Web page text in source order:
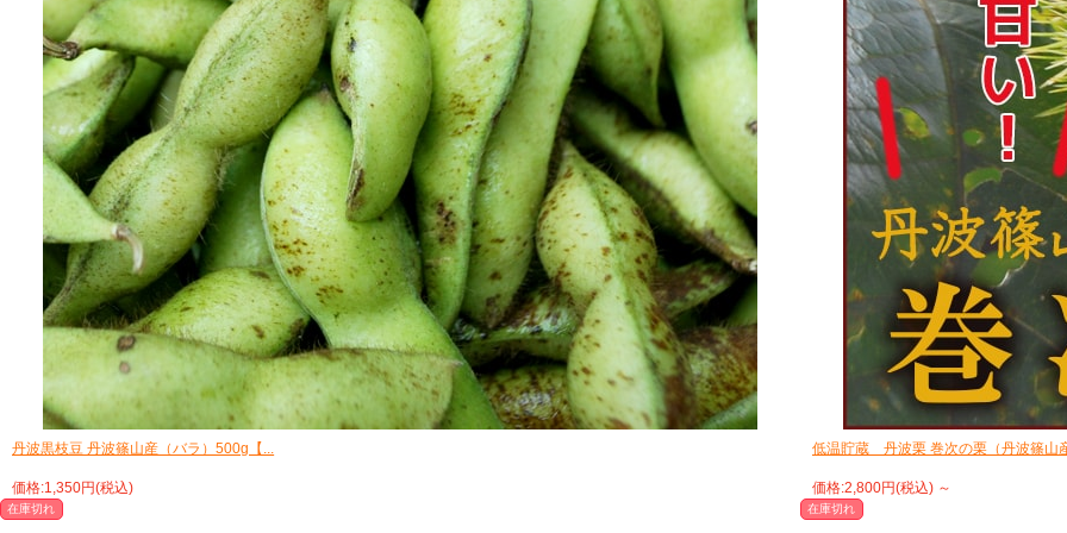
丹波黒枝豆 丹波篠山産（バラ）500g【...
価格:1,350円(税込)
在庫切れ
低温貯蔵 丹波栗 巻次の栗（丹波篠山
価格:2,800円(税込) ～
在庫切れ